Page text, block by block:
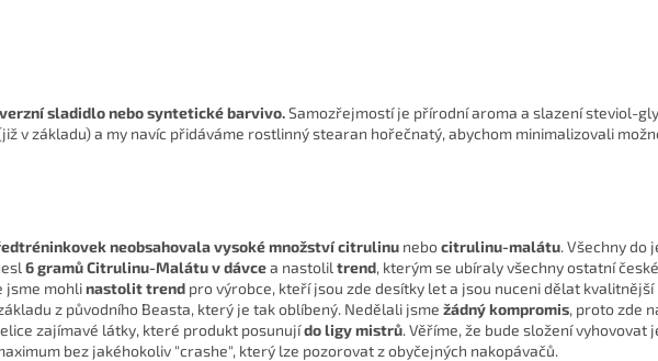
sladidlo nebo syntetické barvivo.Samozřejmostí je přírodní aroma a slazení steviol-
v základu) a my navíc přidáváme rostlinný stearan hořečnatý, abychom minimalizovali
neobsahovala vysoké množství citrulinu nebocitrulinu-malátu. Všechny do
6 gramů Citrulinu-Malátu v dávcea nastolil trend, kterým se ubíraly všechny ostatní
jsme mohlinastolit trend pro výrobce, kteří jsou zde desítky let a jsou nuceni dělat
z původního Beasta, který je tak oblíbený. Nedělali jsme žádný kompromis, proto zde
zajímavé látky, které produkt posunujído ligy mistrů. Věříme, že bude složení vyhovovat
bez jakéhokoliv "crashe", který lze pozorovat z obyčejných nakopávačů.